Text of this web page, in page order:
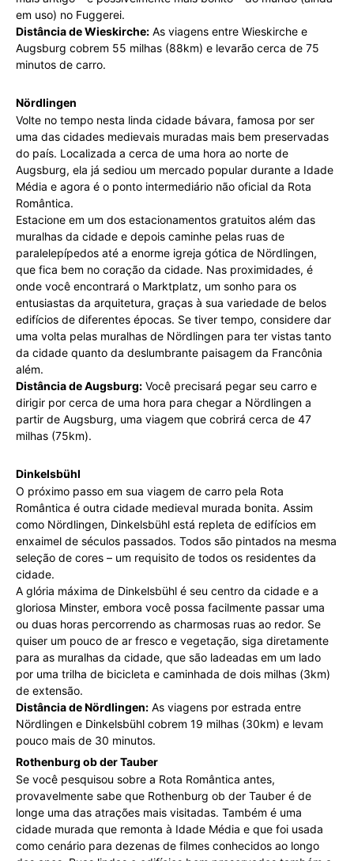
em uso) no Fuggerei.
Distância de Wieskirche: As viagens entre Wieskirche e
Augsburg cobrem 55 milhas (88km) e levarão cerca de 75
minutos de carro.
Nördlingen
Volte no tempo nesta linda cidade bávara, famosa por ser
uma das cidades medievais muradas mais bem preservadas
do país. Localizada a cerca de uma hora ao norte de
Augsburg, ela já sediou um mercado popular durante a Idade
Média e agora é o ponto intermediário não oficial da Rota
Romântica.
Estacione em um dos estacionamentos gratuitos além das
muralhas da cidade e depois caminhe pelas ruas de
paralelepípedos até a enorme igreja gótica de Nördlingen,
que fica bem no coração da cidade. Nas proximidades, é
onde você encontrará o Marktplatz, um sonho para os
entusiastas da arquitetura, graças à sua variedade de belos
edifícios de diferentes épocas. Se tiver tempo, considere dar
uma volta pelas muralhas de Nördlingen para ter vistas tanto
da cidade quanto da deslumbrante paisagem da Francônia
além.
Distância de Augsburg: Você precisará pegar seu carro e
dirigir por cerca de uma hora para chegar a Nördlingen a
partir de Augsburg, uma viagem que cobrirá cerca de 47
milhas (75km).
Dinkelsbühl
O próximo passo em sua viagem de carro pela Rota
Romântica é outra cidade medieval murada bonita. Assim
como Nördlingen, Dinkelsbühl está repleta de edifícios em
enxaimel de séculos passados. Todos são pintados na mesma
seleção de cores – um requisito de todos os residentes da
cidade.
A glória máxima de Dinkelsbühl é seu centro da cidade e a
gloriosa Minster, embora você possa facilmente passar uma
ou duas horas percorrendo as charmosas ruas ao redor. Se
quiser um pouco de ar fresco e vegetação, siga diretamente
para as muralhas da cidade, que são ladeadas em um lado
por uma trilha de bicicleta e caminhada de dois milhas (3km)
de extensão.
Distância de Nördlingen: As viagens por estrada entre
Nördlingen e Dinkelsbühl cobrem 19 milhas (30km) e levam
pouco mais de 30 minutos.
Rothenburg ob der Tauber
Se você pesquisou sobre a Rota Romântica antes,
provavelmente sabe que Rothenburg ob der Tauber é de
longe uma das atrações mais visitadas. Também é uma
cidade murada que remonta à Idade Média e que foi usada
como cenário para dezenas de filmes conhecidos ao longo